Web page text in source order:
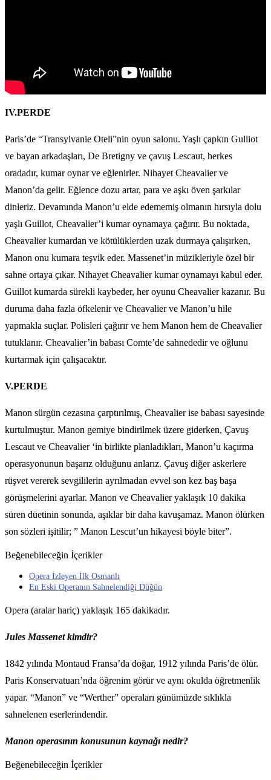
IV.PERDE
Paris’de “Transylvanie Oteli”nin oyun salonu. Yaşlı çapkın Gulliot
ve bayan arkadaşları, De Bretigny ve çavuş Lescaut, herkes
oradadır, kumar oynar ve eğlenirler. Nihayet Cheavalier ve
Manon’da gelir. Eğlence dozu artar, para ve aşkı öven şarkılar
dinleriz. Devamında Manon’u elde edememiş olmanın hırsıyla dolu
yaşlı Guillot, Cheavalier’i kumar oynamaya çağırır. Bu noktada,
Cheavalier kumardan ve kötülüklerden uzak durmaya çalışırken,
Manon onu kumara teşvik eder. Massenet’in müzikleriyle özel bir
sahne ortaya çıkar. Nihayet Cheavalier kumar oynamayı kabul eder.
Guillot kumarda sürekli kaybeder, her oyunu Cheavalier kazanır. Bu
duruma daha fazla öfkelenir ve Cheavalier ve Manon’u hile
yapmakla suçlar. Polisleri çağırır ve hem Manon hem de Cheavalier
tutuklanır. Cheavalier’in babası Comte’de sahnededir ve oğlunu
kurtarmak için çalışacaktır.
V.PERDE
Manon sürgün cezasına çarptırılmış, Cheavalier ise babası sayesinde
kurtulmuştur. Manon gemiye bindirilmek üzere giderken, Çavuş
Lescaut ve Cheavalier ‘in birlikte planladıkları, Manon’u kaçırma
operasyonunun başarız olduğunu anlarız. Çavuş diğer askerlere
rüşvet vererek sevgililerin ayrılmadan evvel son kez baş başa
görüşmelerini ayarlar. Manon ve Cheavalier yaklaşık 10 dakika
süren düetinin sonunda, aşıklar bir daha kavuşamaz. Manon ölürken
son sözleri işitilir; ” Manon Lescut’un hikayesi böyle biter”.
Beğenebileceğin İçerikler
Opera İzleyen İlk Osmanlı
En Eski Operanın Sahnelendiği Düğün
Opera (aralar hariç) yaklaşık 165 dakikadır.
Jules Massenet kimdir?
1842 yılında Montaud Fransa’da doğar, 1912 yılında Paris’de ölür.
Paris Konservatuarı’nda öğrenim görür ve aynı okulda öğretmenlik
yapar. “Manon” ve “Werther” operaları günümüzde sıklıkla
sahnelenen eserlerindendir.
Manon operasının konusunun kaynağı nedir?
Beğenebileceğin İçerikler